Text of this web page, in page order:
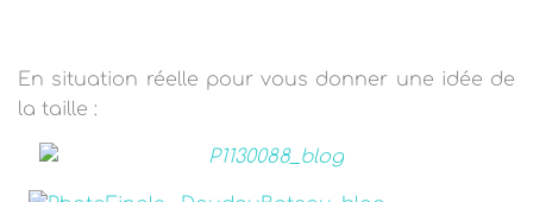
En situation réelle pour vous donner une idée de
la taille :